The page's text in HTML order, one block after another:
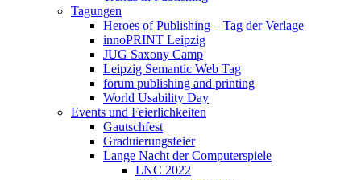
Tagungen
Heroes of Publishing – Tag der Verlage
innoPRINT Leipzig
JUG Saxony Camp
Leipzig Semantic Web Tag
forum publishing and printing
World Usability Day
Events und Feierlichkeiten
Gautschfest
Graduierungsfeier
Lange Nacht der Computerspiele
LNC 2022